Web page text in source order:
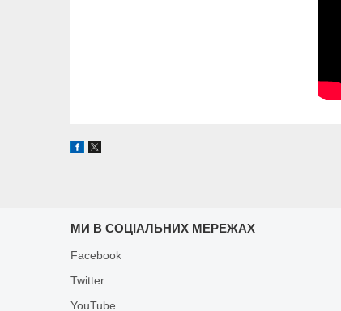
МИ В СОЦІАЛЬНИХ МЕРЕЖАХ
Facebook
Twitter
YouTube